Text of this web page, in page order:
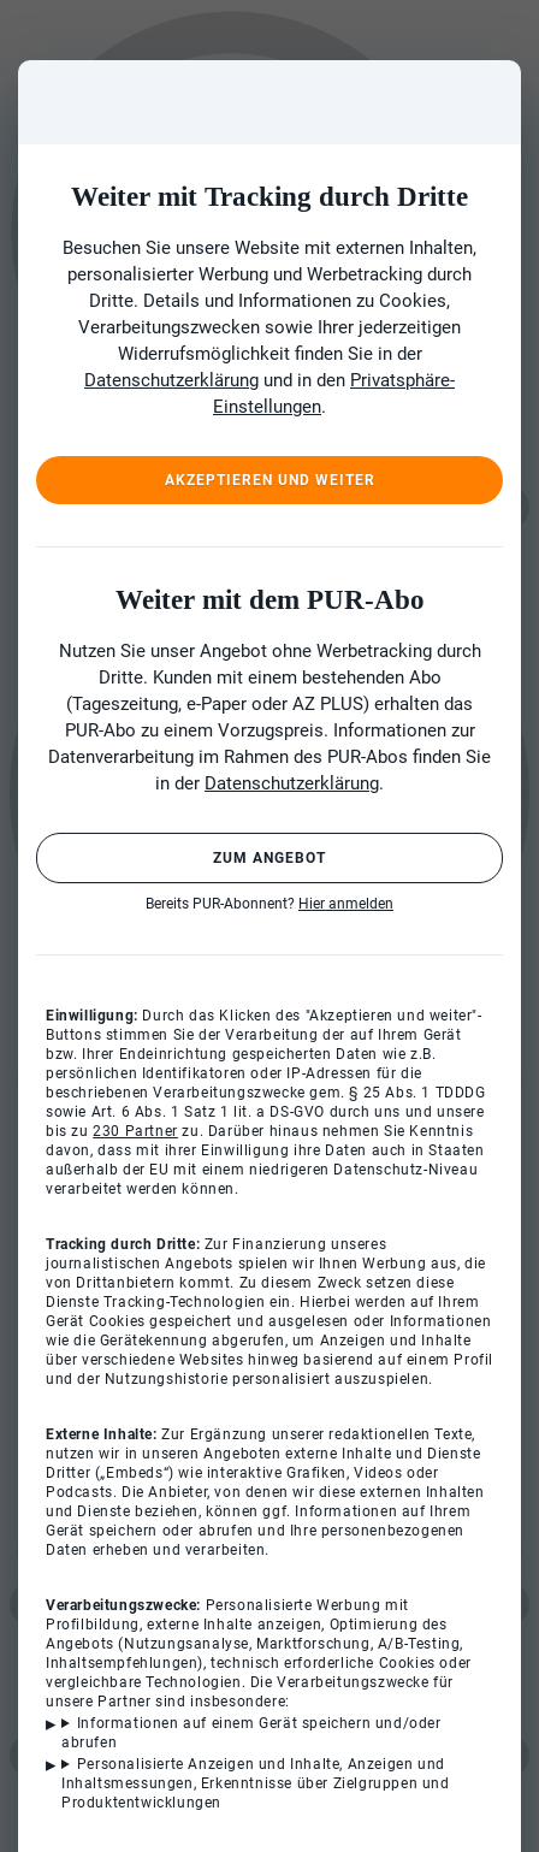
Weiter mit Tracking durch Dritte
Besuchen Sie unsere Website mit externen Inhalten,
personalisierter Werbung und Werbetracking durch
Dritte. Details und Informationen zu Cookies,
Verarbeitungszwecken sowie Ihrer jederzeitigen
Widerrufsmöglichkeit finden Sie in der
Datenschutzerklärung und in den Privatsphäre-
Einstellungen.
AKZEPTIEREN UND WEITER
Weiter mit dem PUR-Abo
Nutzen Sie unser Angebot ohne Werbetracking durch
Dritte. Kunden mit einem bestehenden Abo
(Tageszeitung, e-Paper oder AZ PLUS) erhalten das
PUR-Abo zu einem Vorzugspreis. Informationen zur
Datenverarbeitung im Rahmen des PUR-Abos finden Sie
in der Datenschutzerklärung.
ZUM ANGEBOT
Bereits PUR-Abonnent? Hier anmelden
Einwilligung: Durch das Klicken des "Akzeptieren und weiter"-
Buttons stimmen Sie der Verarbeitung der auf Ihrem Gerät
bzw. Ihrer Endeinrichtung gespeicherten Daten wie z.B.
persönlichen Identifikatoren oder IP-Adressen für die
beschriebenen Verarbeitungszwecke gem. § 25 Abs. 1 TDDDG
sowie Art. 6 Abs. 1 Satz 1 lit. a DS-GVO durch uns und unsere
bis zu230 Partner zu. Darüber hinaus nehmen Sie Kenntnis
davon, dass mit ihrer Einwilligung ihre Daten auch in Staaten
außerhalb der EU mit einem niedrigeren Datenschutz-Niveau
verarbeitet werden können.
Tracking durch Dritte: Zur Finanzierung unseres
journalistischen Angebots spielen wir Ihnen Werbung aus, die
von Drittanbietern kommt. Zu diesem Zweck setzen diese
Dienste Tracking-Technologien ein. Hierbei werden auf Ihrem
Gerät Cookies gespeichert und ausgelesen oder Informationen
wie die Gerätekennung abgerufen, um Anzeigen und Inhalte
über verschiedene Websites hinweg basierend auf einem Profil
und der Nutzungshistorie personalisiert auszuspielen.
Externe Inhalte:Zur Ergänzung unserer redaktionellen Texte,
nutzen wir in unseren Angeboten externe Inhalte und Dienste
Dritter („Embeds“) wie interaktive Grafiken, Videos oder
Podcasts. Die Anbieter, von denen wir diese externen Inhalten
und Dienste beziehen, können ggf. Informationen auf Ihrem
Gerät speichern oder abrufen und Ihre personenbezogenen
Daten erheben und verarbeiten.
Verarbeitungszwecke: Personalisierte Werbung mit
Profilbildung, externe Inhalte anzeigen, Optimierung des
Angebots (Nutzungsanalyse, Marktforschung, A/B-Testing,
Inhaltsempfehlungen), technisch erforderliche Cookies oder
vergleichbare Technologien. Die Verarbeitungszwecke für
unsere Partner sind insbesondere:
Informationen auf einem Gerät speichern und/oder
abrufen
Personalisierte Anzeigen und Inhalte, Anzeigen und
Inhaltsmessungen, Erkenntnisse über Zielgruppen und
Produktentwicklungen